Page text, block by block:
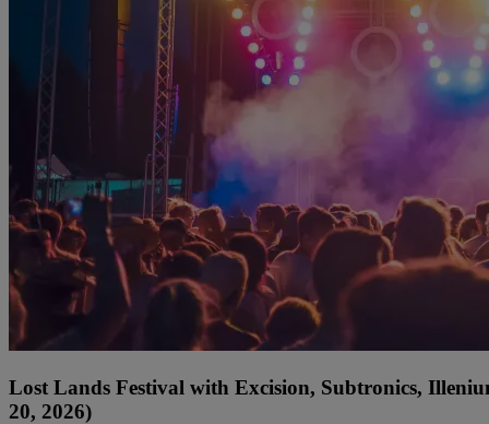
Lost Lands Festival with Excision, Subtronics,
20, 2026)